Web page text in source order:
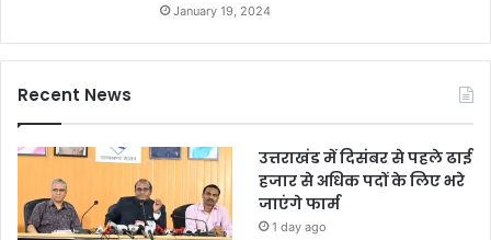
January 19, 2024
Recent News
उत्तराखंड में दिसंबर से पहले ढाई
हजार से अधिक पदों के लिए भरे
जाएंगे फार्म
1 day ago